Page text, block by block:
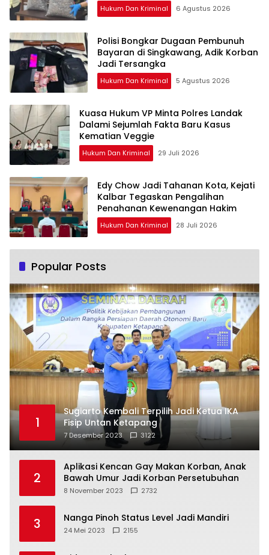
Hukum Dan Kriminal 6 Agustus 2026
Polisi Bongkar Dugaan Pembunuh
Bayaran di Singkawang, Adik Korban
Jadi Tersangka
Hukum Dan Kriminal 5 Agustus 2026
Kuasa Hukum VP Minta Polres Landak
Dalami Sejumlah Fakta Baru Kasus
Kematian Veggie
Hukum Dan Kriminal 29 Juli 2026
Edy Chow Jadi Tahanan Kota, Kejati
Kalbar Tegaskan Pengalihan
Penahanan Kewenangan Hakim
Hukum Dan Kriminal 28 Juli 2026
Popular Posts
1
Sugiarto Kembali Terpilih Jadi Ketua IKA
Fisip Untan Ketapang
7 Desember 2023 3122
2
Aplikasi Kencan Gay Makan Korban, Anak
Bawah Umur Jadi Korban Persetubuhan
8 November 2023 2732
3 Nanga Pinoh Status Level Jadi Mandiri
24 Mei 2023 2155